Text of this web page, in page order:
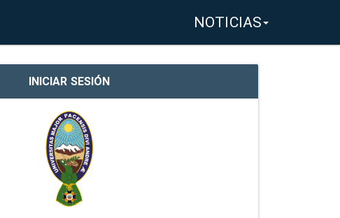
NOTICIAS
INICIAR SESIÓN